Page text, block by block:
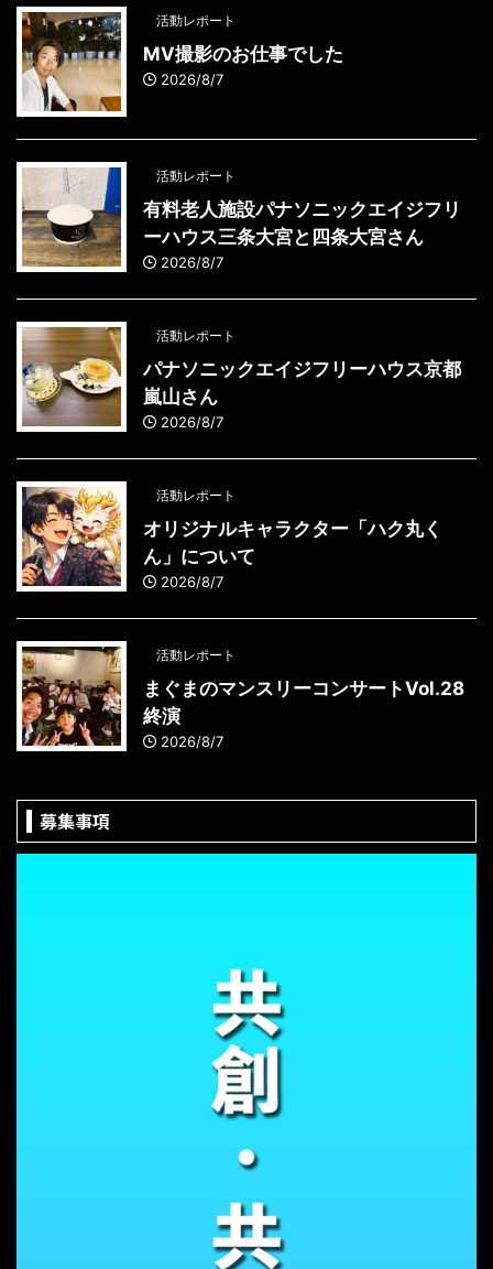
活動レポート
MV撮影のお仕事でした
2026/8/7
活動レポート
有料老人施設パナソニックエイジフリ
ーハウス三条大宮と四条大宮さん
2026/8/7
活動レポート
パナソニックエイジフリーハウス京都
嵐山さん
2026/8/7
活動レポート
オリジナルキャラクター「ハク丸く
ん」について
2026/8/7
活動レポート
まぐまのマンスリーコンサートVol.28
終演
2026/8/7
募集事項